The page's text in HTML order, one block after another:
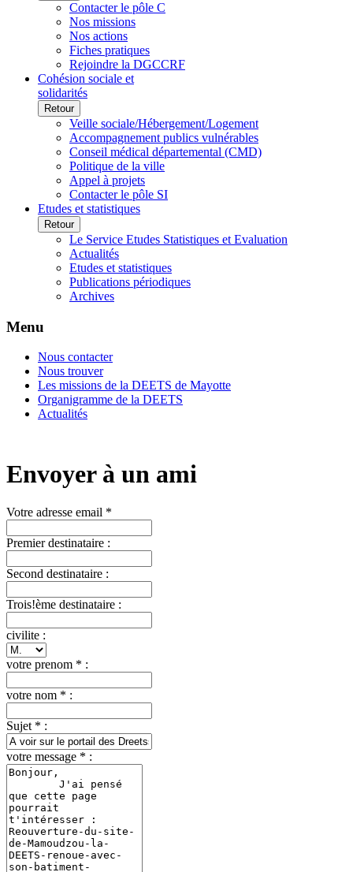
Contacter le pôle C
Nos missions
Nos actions
Fiches pratiques
Rejoindre la DGCCRF
Cohésion sociale et
solidarités
Retour
Veille sociale/Hébergement/Logement
Accompagnement publics vulnérables
Conseil médical départemental (CMD)
Politique de la ville
Appel à projets
Contacter le pôle SI
Etudes et statistiques
Retour
Le Service Etudes Statistiques et Evaluation
Actualités
Etudes et statistiques
Publications périodiques
Archives
Menu
Nous contacter
Nous trouver
Les missions de la DEETS de Mayotte
Organigramme de la DEETS
Actualités
Envoyer à un ami
Votre adresse email *
Premier destinataire :
Second destinataire :
Trois!ème destinataire :
civilite :
votre prenom * :
votre nom * :
Sujet * :
votre message * :